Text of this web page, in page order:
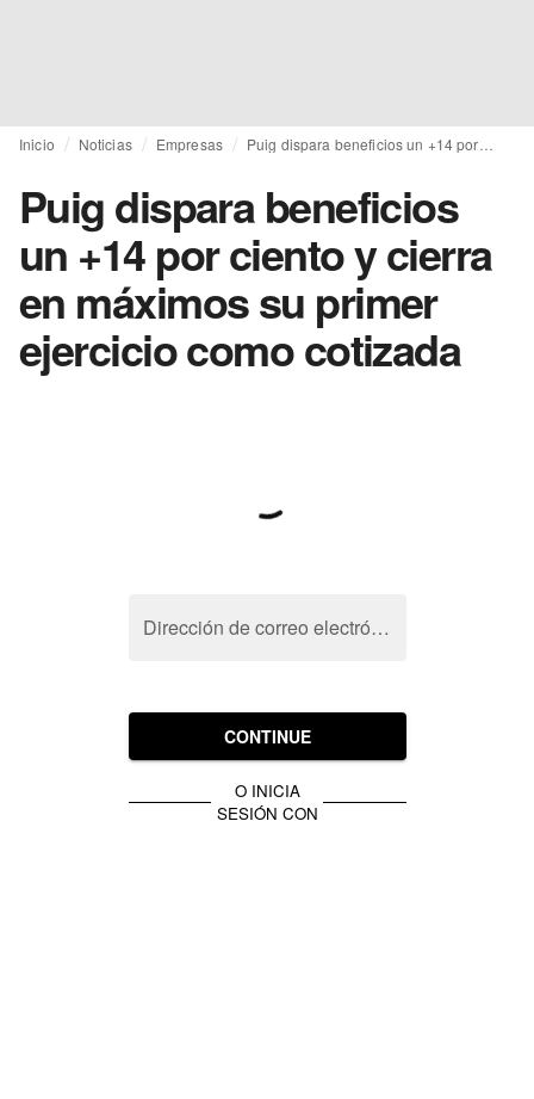
Inicio Noticias Empresas
Puig dispara beneficios
un +14 por ciento y cierra
en máximos su primer
ejercicio como cotizada
Dirección de correo electrónico
CONTINUE
O INICIA
SESIÓN CON